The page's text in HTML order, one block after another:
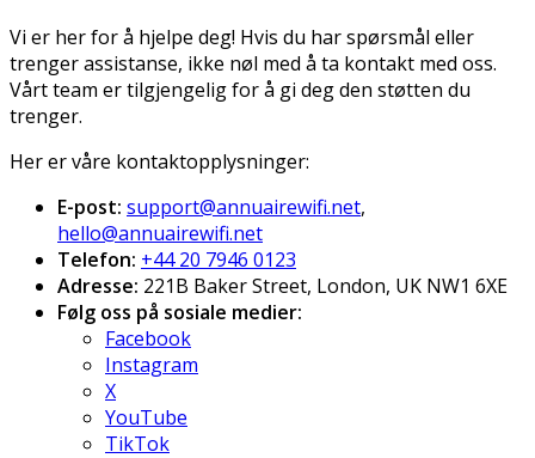
Vi er her for å hjelpe deg! Hvis du har spørsmål eller
trenger assistanse, ikke nøl med å ta kontakt med oss.
Vårt team er tilgjengelig for å gi deg den støtten du
trenger.
Her er våre kontaktopplysninger:
E-post: support@annuairewifi.net,
hello@annuairewifi.net
Telefon: +44 20 7946 0123
Adresse: 221B Baker Street, London, UK NW1 6XE
Følg oss på sosiale medier:
Facebook
Instagram
X
YouTube
TikTok